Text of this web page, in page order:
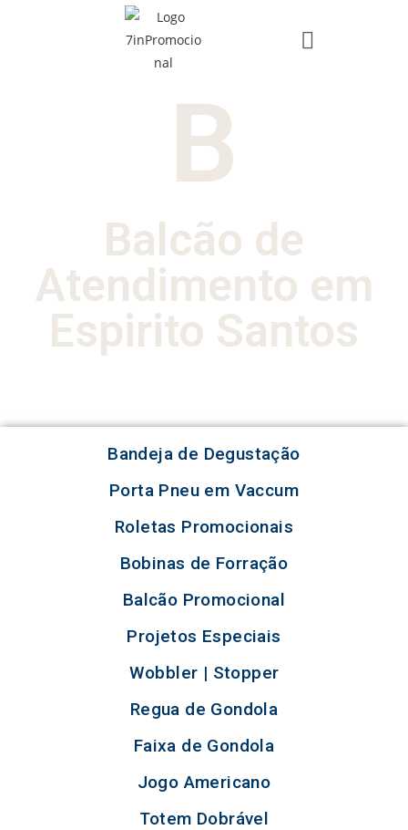
B
Balcão de
Atendimento em
Espirito Santos
Bandeja de Degustação
Porta Pneu em Vaccum
Roletas Promocionais
Bobinas de Forração
Balcão Promocional
Projetos Especiais
Wobbler | Stopper
Regua de Gondola
Faixa de Gondola
Jogo Americano
Totem Dobrável